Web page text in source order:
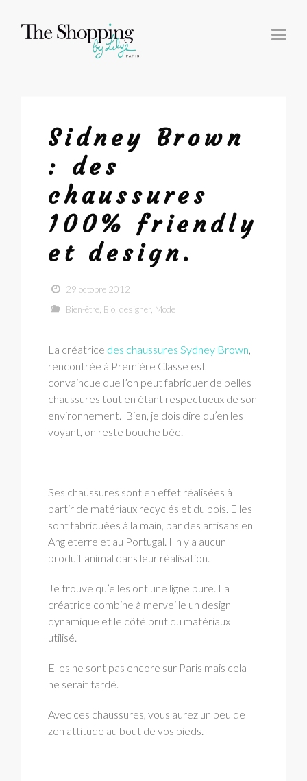
T
O
Sidney Brown
: des
chaussures
100% friendly
et design.
29 octobre 2012
Bien-être Bio designer, Mode
La créatrice des chaussures Sydney Brown,
rencontrée à Première Classe est
convaincue que l’on peut fabriquer de belles
chaussures tout en étant respectueux de son
environnement. Bien, je dois dire qu’en les
voyant, on reste bouche bée.
Ses chaussures sont en effet réalisées à
partir de matériaux recyclés et du bois. Elles
sont fabriquées à la main, par des artisans en
Angleterre et au Portugal. Il n y a aucun
produit animal dans leur réalisation.
Je trouve qu’elles ont une ligne pure. La
créatrice combine à merveille un design
dynamique et le côté brut du matériaux
utilisé.
Elles ne sont pas encore sur Paris mais cela
ne serait tardé.
Avec ces chaussures, vous aurez un peu de
zen attitude au bout de vos pieds.